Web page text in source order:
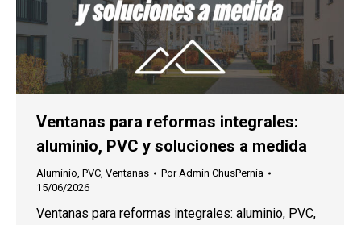
Ventanas para reformas integrales:
aluminio, PVC y soluciones a medida
Aluminio, PVC, Ventanas PorAdmin ChusPernia
15/06/2026
Ventanas para reformas integrales: aluminio, PVC,